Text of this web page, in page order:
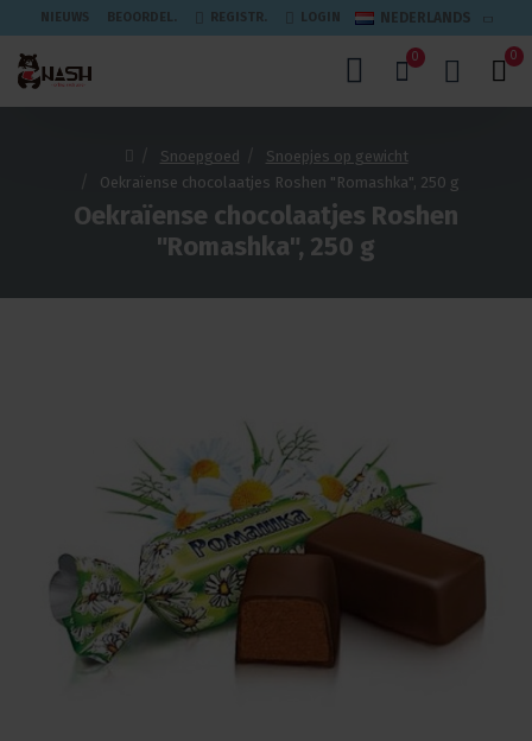
NIEUWS BEOORDEL. REGISTR. LOGIN NEDERLANDS
0 0
Snoepgoed
Snoepjes op gewicht
Oekraïense chocolaatjes Roshen "Romashka", 250 g
Oekraïense chocolaatjes Roshen
"Romashka", 250 g